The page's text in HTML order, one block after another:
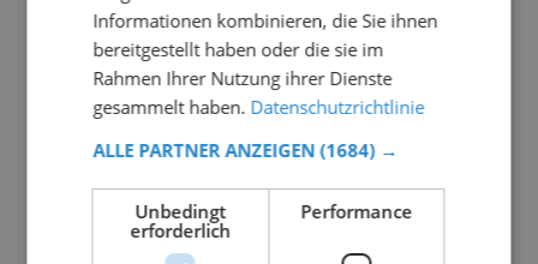
Informationen kombinieren, die Sie ihnen
bereitgestellt haben oder die sie im
Rahmen Ihrer Nutzung ihrer Dienste
gesammelt haben. Datenschutzrichtlinie
ALLE PARTNER ANZEIGEN (1684) →
Unbedingt
erforderlich
Performance